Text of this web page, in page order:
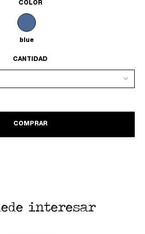
COLOR
blue
CANTIDAD
COMPRAR
interesar